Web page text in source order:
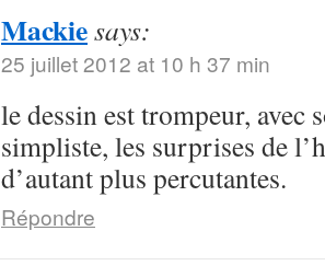
Mackiesays:
25 juillet 2012 at 10 h 37 min
le dessin est trompeur, avec
simpliste, les surprises de
d’autant plus percutantes.
Répondre